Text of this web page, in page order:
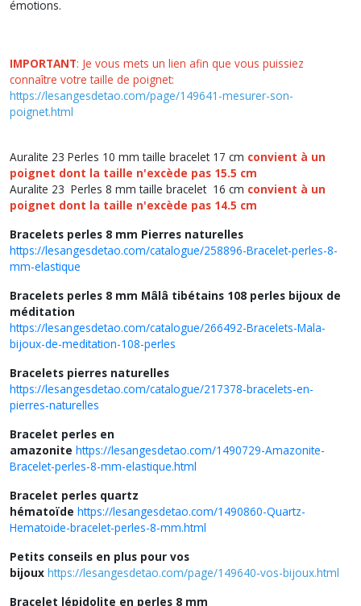
émotions.
IMPORTANT: Je vous mets un lien afin que vous puissiez
connaître votre taille de poignet:
https://lesangesdetao.com/page/149641-mesurer-son-
poignet.html
Auralite 23 Perles 10 mm taille bracelet 17 cm convient à un
poignet dont la taille n'excède pas 15.5 cm
Auralite 23 Perles 8 mm taille bracelet 16 cm convient à un
poignet dont la taille n'excède pas 14.5 cm
Bracelets perles 8 mm Pierres naturelles
https://lesangesdetao.com/catalogue/258896-Bracelet-perles-8-
mm-elastique
Bracelets perles 8 mm Mâlâ tibétains 108 perles bijoux de
méditation
https://lesangesdetao.com/catalogue/266492-Bracelets-Mala-
bijoux-de-meditation-108-perles
Bracelets pierres naturelles
https://lesangesdetao.com/catalogue/217378-bracelets-en-
pierres-naturelles
Bracelet perles en
amazonite https://lesangesdetao.com/1490729-Amazonite-
Bracelet-perles-8-mm-elastique.html
Bracelet perles quartz
hématoïde https://lesangesdetao.com/1490860-Quartz-
Hematoide-bracelet-perles-8-mm.html
Petits conseils en plus pour vos
bijoux https://lesangesdetao.com/page/149640-vos-bijoux.html
Bracelet lépidolite en perles 8 mm